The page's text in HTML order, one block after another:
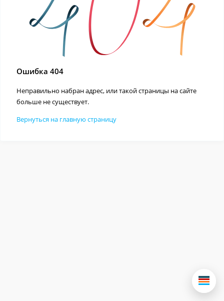
Ошибка 404
Неправильно набран адрес, или такой страницы на сайте
больше не существует.
Вернуться на главную страницу